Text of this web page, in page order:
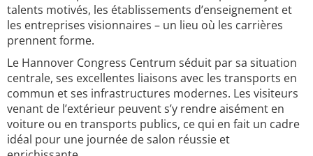
talents motivés, les établissements d’enseignement et
les entreprises visionnaires – un lieu où les carrières
prennent forme.
Le Hannover Congress Centrum séduit par sa situation
centrale, ses excellentes liaisons avec les transports en
commun et ses infrastructures modernes. Les visiteurs
venant de l’extérieur peuvent s’y rendre aisément en
voiture ou en transports publics, ce qui en fait un cadre
idéal pour une journée de salon réussie et